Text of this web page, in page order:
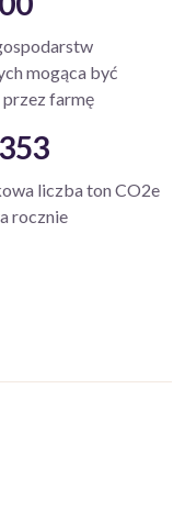
mogąca być
przez farmę
liczba ton CO2e
rocznie